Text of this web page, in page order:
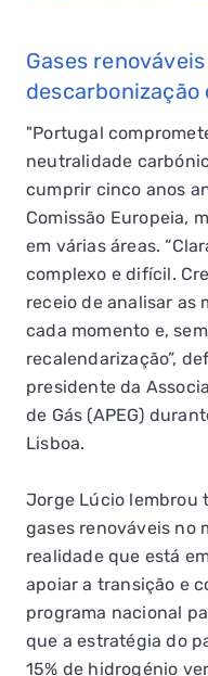
Gases
"Portugal
neutralidade
cumprir cinco anos
Comissão Europeia,
em várias áreas.
complexo e difícil.
receio de analisar as
cada momento e,
recalendarização”,
presidente da
de Gás (APEG)
Lisboa.
Jorge Lúcio lembrou
gases renováveis no
realidade que está
apoiar a transição e
programa nacional
que a estratégia do
15% de hidrogénio
QUERO